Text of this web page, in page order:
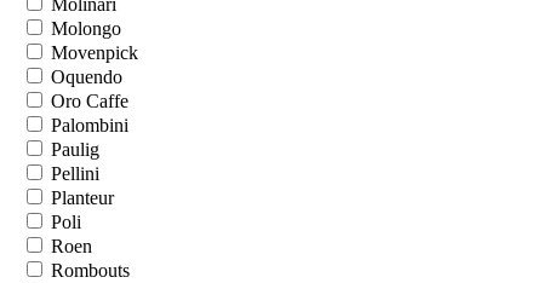
Molinari
Molongo
Movenpick
Oquendo
Oro Caffe
Palombini
Paulig
Pellini
Planteur
Poli
Roen
Rombouts